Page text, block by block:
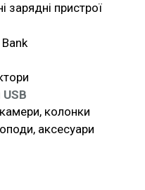
зарядні пристрої
колонки
аксесуари